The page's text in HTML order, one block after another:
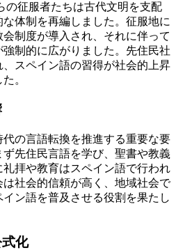
の征服者たちは古代文明を支配
体制を再編しました。征服地に
制度が導入され、それに伴って
制的に広がりました。先住民社
スペイン語の習得が社会的上昇
。
の言語転換を推進する重要な要
先住民言語を学び、聖書や教義
拝や教育はスペイン語で行われ
社会的信頼が高く、地域社会で
ン語を普及させる役割を果たし
化